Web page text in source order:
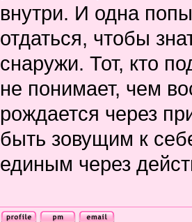
внутри. И одна
отдаться, чтобы
снаружи. Тот, кто
не понимает, чем
рождается через
быть зовущим к
единым через